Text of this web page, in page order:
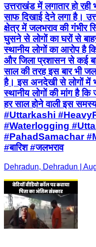
उत्तराखंड में लगातार हो
साफ दिखाई देने लगा है।
क्षेत्र में जलभराव की गंभीर
घुसने से लोगों का घरों से
स्थानीय लोगों का आरोप है
और जिला प्रशासन से कई
साल की तरह इस बार भी
है। इस अनदेखी से लोगों में
स्थानीय लोगों की मांग है
हर साल होने वाली इस
#Uttarkashi
#Waterlogging
#PahadSamachar
#बारिश #जलभराव
Dehradun, Dehradun |